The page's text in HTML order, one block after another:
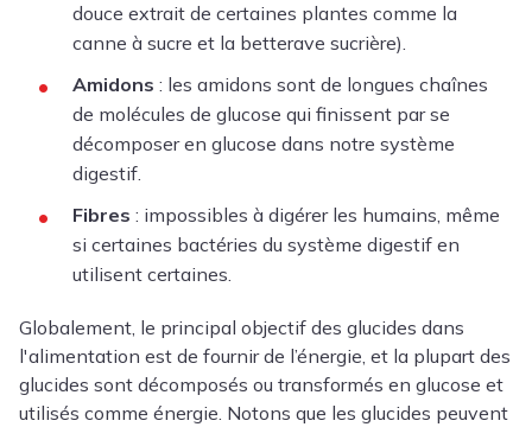
douce extrait de certaines plantes comme la
canne à sucre et la betterave sucrière).
Amidons : les amidons sont de longues chaînes
de molécules de glucose qui finissent par se
décomposer en glucose dans notre système
digestif.
Fibres : impossibles à digérer les humains, même
si certaines bactéries du système digestif en
utilisent certaines.
Globalement, le principal objectif des glucides dans
l'alimentation est de fournir de l’énergie, et la plupart des
glucides sont décomposés ou transformés en glucose et
utilisés comme énergie. Notons que les glucides peuvent